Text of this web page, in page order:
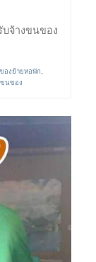
จ้างขนของ
องย้ายหอพัก
ขนของ